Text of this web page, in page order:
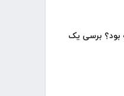
بود؟ برسی یک